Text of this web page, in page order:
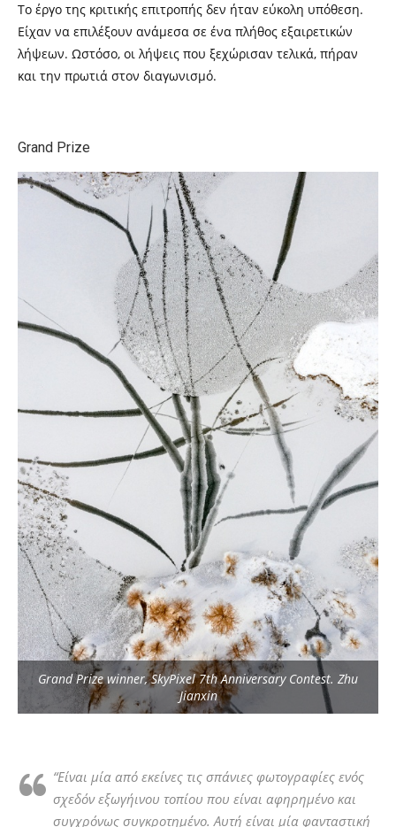
Το έργο της κριτικής επιτροπής δεν ήταν εύκολη υπόθεση.
Είχαν να επιλέξουν ανάμεσα σε ένα πλήθος εξαιρετικών
λήψεων. Ωστόσο, οι λήψεις που ξεχώρισαν τελικά, πήραν
και την πρωτιά στον διαγωνισμό.
Grand Prize
Grand Prize winner, SkyPixel 7th Anniversary Contest. Zhu
Jianxin
“Είναι μία από εκείνες τις σπάνιες φωτογραφίες ενός
σχεδόν εξωγήινου τοπίου που είναι αφηρημένο και
συγχρόνως συγκροτημένο. Αυτή είναι μία φανταστική